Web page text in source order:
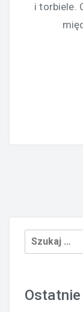
i torbiele.
Szukaj: